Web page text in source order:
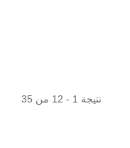
نتيجة 1 - 12 من 35